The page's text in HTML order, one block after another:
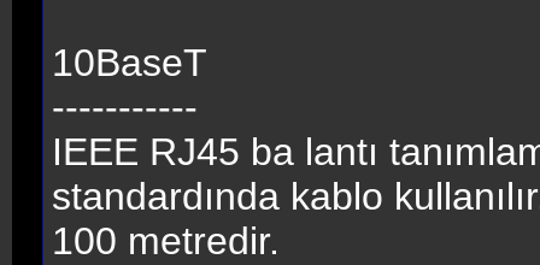
10BaseT
-----------
IEEE RJ45 ba lantı
standardında kablo
100 metredir.